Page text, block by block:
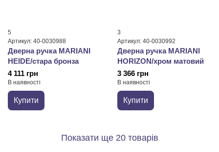
5
Артикул: 40-0030988
Дверна ручка MARIANI
HEIDE/стара бронза
4 111 грн
В наявності
Купити
3
Артикул: 40-0030992
Дверна ручка MARIANI
HORIZON/хром матовий
3 366 грн
В наявності
Купити
Показати ще 20 товарів